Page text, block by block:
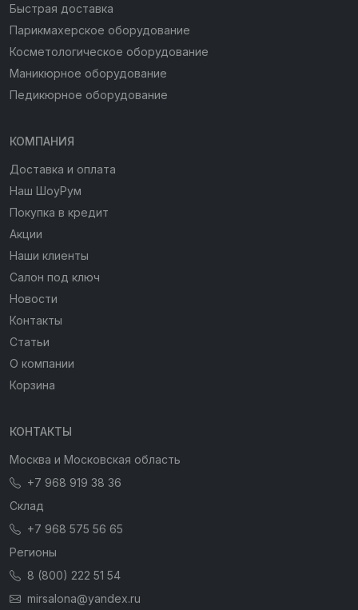
Быстрая доставка
Парикмахерское оборудование
Косметологическое оборудование
Маникюрное оборудование
Педикюрное оборудование
КОМПАНИЯ
Доставка и оплата
Наш ШоуРум
Покупка в кредит
Акции
Наши клиенты
Салон под ключ
Новости
Контакты
Статьи
О компании
Корзина
КОНТАКТЫ
Москва и Московская область
+7 968 919 38 36
Склад
+7 968 575 56 65
Регионы
8 (800) 222 51 54
mirsalona@yandex.ru